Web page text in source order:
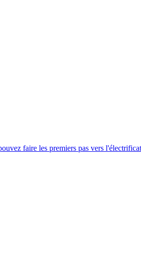
faire les premiers pas vers